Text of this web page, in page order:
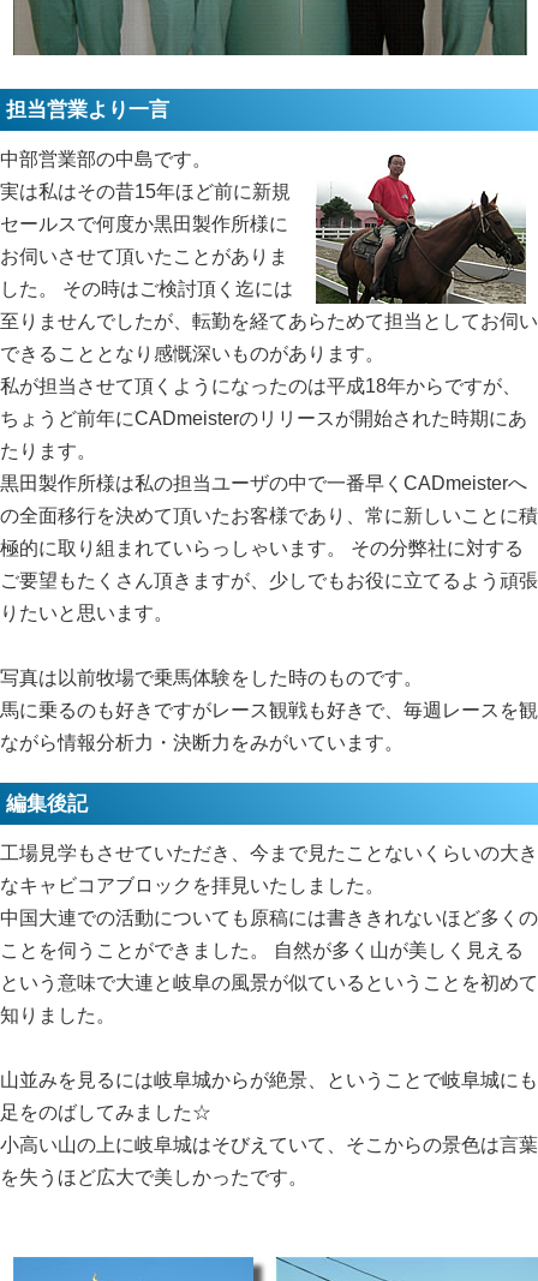
担当営業より一言
中部営業部の中島です。
実は私はその昔15年ほど前に新規
セールスで何度か黒田製作所様に
お伺いさせて頂いたことがありま
した。 その時はご検討頂く迄には
至りませんでしたが、転勤を経てあらためて担当としてお伺い
できることとなり感慨深いものがあります。
私が担当させて頂くようになったのは平成18年からですが、
ちょうど前年にCADmeisterのリリースが開始された時期にあ
たります。
黒田製作所様は私の担当ユーザの中で一番早くCADmeisterへ
の全面移行を決めて頂いたお客様であり、常に新しいことに積
極的に取り組まれていらっしゃいます。 その分弊社に対する
ご要望もたくさん頂きますが、少しでもお役に立てるよう頑張
りたいと思います。
写真は以前牧場で乗馬体験をした時のものです。
馬に乗るのも好きですがレース観戦も好きで、毎週レースを観
ながら情報分析力・決断力をみがいています。
編集後記
工場見学もさせていただき、今まで見たことないくらいの大き
なキャビコアブロックを拝見いたしました。
中国大連での活動についても原稿には書ききれないほど多くの
ことを伺うことができました。 自然が多く山が美しく見える
という意味で大連と岐阜の風景が似ているということを初めて
知りました。
山並みを見るには岐阜城からが絶景、ということで岐阜城にも
足をのばしてみました☆
小高い山の上に岐阜城はそびえていて、そこからの景色は言葉
を失うほど広大で美しかったです。